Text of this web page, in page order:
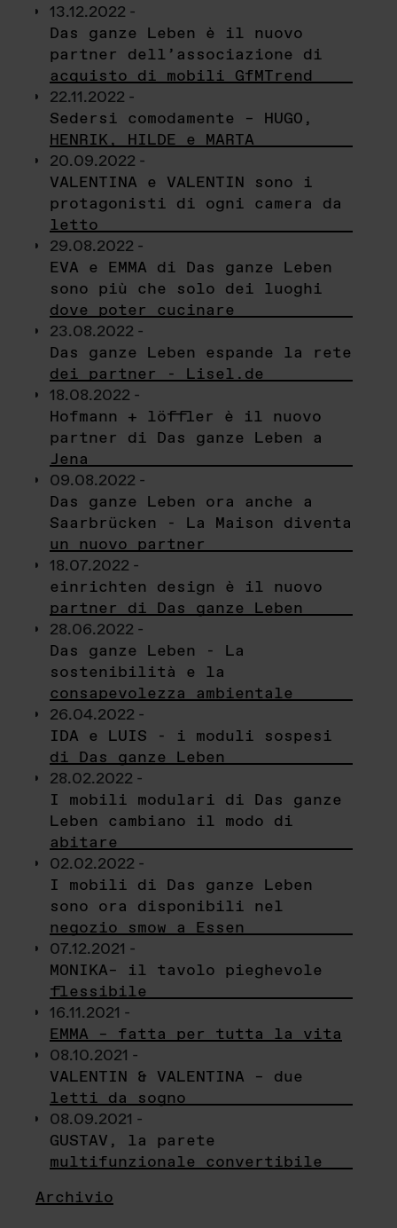
13.12.2022 -
Das ganze Leben è il nuovo
partner dell’associazione di
acquisto di mobili GfMTrend
22.11.2022 -
Sedersi comodamente – HUGO,
HENRIK, HILDE e MARTA
20.09.2022 -
VALENTINA e VALENTIN sono i
protagonisti di ogni camera da
letto
29.08.2022 -
EVA e EMMA di Das ganze Leben
sono più che solo dei luoghi
dove poter cucinare
23.08.2022 -
Das ganze Leben espande la rete
dei partner - Lisel.de
18.08.2022 -
Hofmann + löffler è il nuovo
partner di Das ganze Leben a
Jena
09.08.2022 -
Das ganze Leben ora anche a
Saarbrücken - La Maison diventa
un nuovo partner
18.07.2022 -
einrichten design è il nuovo
partner di Das ganze Leben
28.06.2022 -
Das ganze Leben - La
sostenibilità e la
consapevolezza ambientale
26.04.2022 -
IDA e LUIS - i moduli sospesi
di Das ganze Leben
28.02.2022 -
I mobili modulari di Das ganze
Leben cambiano il modo di
abitare
02.02.2022 -
I mobili di Das ganze Leben
sono ora disponibili nel
negozio smow a Essen
07.12.2021 -
MONIKA– il tavolo pieghevole
flessibile
16.11.2021 -
EMMA – fatta per tutta la vita
08.10.2021 -
VALENTIN & VALENTINA – due
letti da sogno
08.09.2021 -
GUSTAV, la parete
multifunzionale convertibile
Archivio